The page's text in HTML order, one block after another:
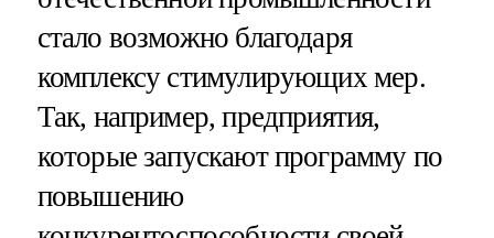
стало возможно благодаря
комплексу стимулирующих мер.
Так, например, предприятия,
которые запускают программу по
повышению